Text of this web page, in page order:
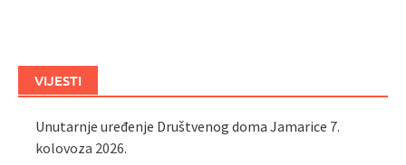
VIJESTI
Unutarnje uređenje Društvenog doma Jamarice 7.
kolovoza 2026.